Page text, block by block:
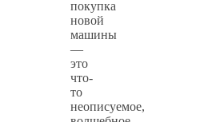
покупка
новой
машины
—
это
что-
то
неописуемое,